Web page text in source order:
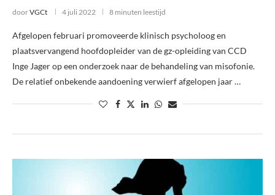
doorVGCt 4 juli 2022 8 minuten leestijd
Afgelopen februari promoveerde klinisch psycholoog en
plaatsvervangend hoofdopleider van de gz-opleiding van CCD
Inge Jager op een onderzoek naar de behandeling van misofonie.
De relatief onbekende aandoening verwierf afgelopen jaar …